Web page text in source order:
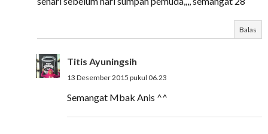
Balas
Titis Ayuningsih
13 Desember 2015 pukul 06.23
Semangat Mbak Anis ^^